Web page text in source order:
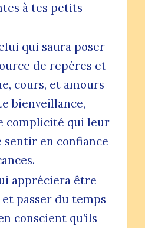
à tes petits
qui saura poser
de repères et
cours, et amours
bienveillance,
complicité qui leur
en confiance
appréciera être
passer du temps
conscient qu’ils